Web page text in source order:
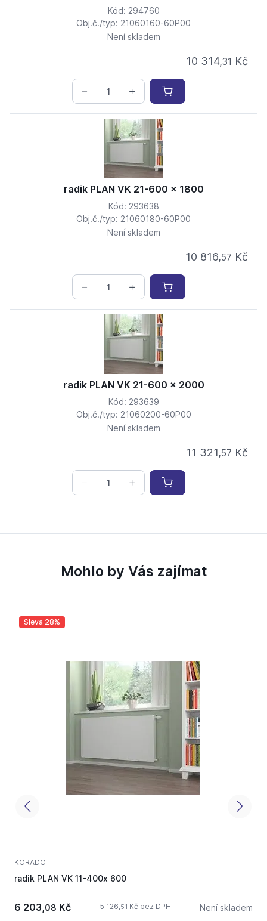
Kód: 294760
Obj.č./typ: 21060160-60P00
Není skladem
10 314,31 Kč
radik PLAN VK 21-600 x 1800
Kód: 293638
Obj.č./typ: 21060180-60P00
Není skladem
10 816,57 Kč
radik PLAN VK 21-600 x 2000
Kód: 293639
Obj.č./typ: 21060200-60P00
Není skladem
11 321,57 Kč
Mohlo by Vás zajímat
Sleva 28%
KORADO
radik PLAN VK 11-400x 600
6 203,08 Kč 5 126,51 Kč bez DPH Není skladem